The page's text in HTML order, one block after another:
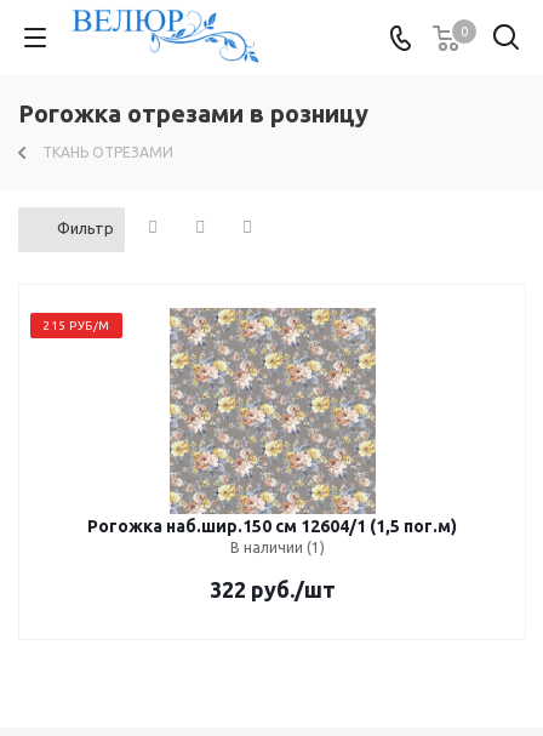
0
Рогожка отрезами в розницу
ТКАНЬ ОТРЕЗАМИ
Фильтр
215 РУБ/М
Рогожка наб.шир.150 см 12604/1 (1,5 пог.м)
В наличии (1)
322 руб./шт